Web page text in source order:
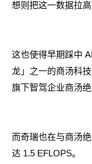
想则把这一数据拉
这也使得早期踩中
龙」之一的商汤科
旗下智驾企业商汤
而奇瑞也在与商汤
达 1.5 EFLOPS。